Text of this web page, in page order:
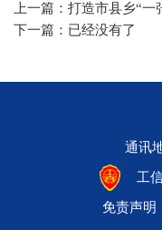
上一篇：打造市县乡“
下一篇：已经没有了
通讯
工
免责声明